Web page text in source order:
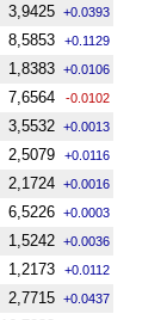
3,9425 +0.0393
8,5853 +0.1129
1,8383 +0.0106
7,6564 -0.0102
3,5532 +0.0013
2,5079 +0.0116
2,1724 +0.0016
6,5226 +0.0003
1,5242 +0.0036
1,2173 +0.0112
2,7715 +0.0437